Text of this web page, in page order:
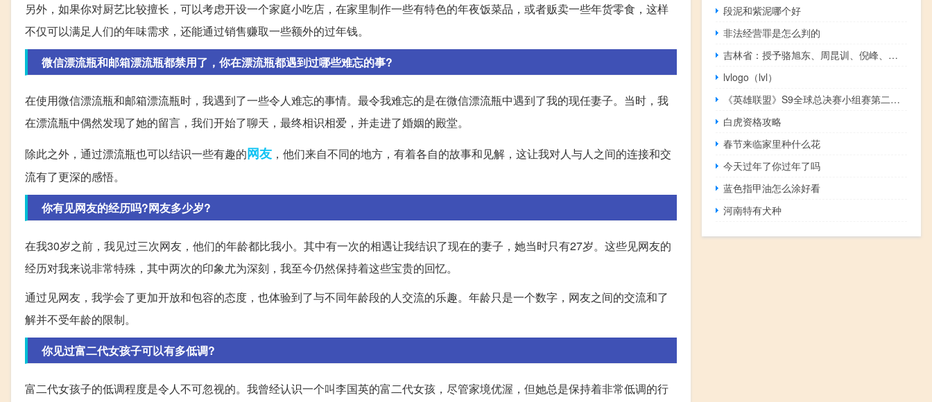
另外，如果你对厨艺比较擅长，可以考虑开设一个家庭小吃店，在家里制作一些有特色的年夜饭菜品，或者贩卖一些年货零食，这样
不仅可以满足人们的年味需求，还能通过销售赚取一些额外的过年钱。
微信漂流瓶和邮箱漂流瓶都禁用了，你在漂流瓶都遇到过哪些难忘的事?
在使用微信漂流瓶和邮箱漂流瓶时，我遇到了一些令人难忘的事情。最令我难忘的是在微信漂流瓶中遇到了我的现任妻子。当时，我
在漂流瓶中偶然发现了她的留言，我们开始了聊天，最终相识相爱，并走进了婚姻的殿堂。
除此之外，通过漂流瓶也可以结识一些有趣的网友 ，他们来自不同的地方，有着各自的故事和见解，这让我对人与人之间的连接和交
流有了更深的感悟。
你有见网友的经历吗?网友多少岁?
在我30岁之前，我见过三次网友，他们的年龄都比我小。其中有一次的相遇让我结识了现在的妻子，她当时只有27岁。这些见网友的
经历对我来说非常特殊，其中两次的印象尤为深刻，我至今仍然保持着这些宝贵的回忆。
通过见网友，我学会了更加开放和包容的态度，也体验到了与不同年龄段的人交流的乐趣。年龄只是一个数字，网友之间的交流和了
解并不受年龄的限制。
你见过富二代女孩子可以有多低调?
富二代女孩子的低调程度是令人不可忽视的。我曾经认识一个叫李国英的富二代女孩，尽管家境优渥，但她总是保持着非常低调的行
段泥和紫泥哪个好
非法经营罪是怎么判的
吉林省：授予骆旭东、周昆训、倪峰、张郅昭“吉林楷模”荣誉称号在全省开展学习活动
lvlogo（lvl）
《英雄联盟》S9全球总决赛小组赛第二日首发名单出炉
白虎资格攻略
春节来临家里种什么花
今天过年了你过年了吗
蓝色指甲油怎么涂好看
河南特有犬种